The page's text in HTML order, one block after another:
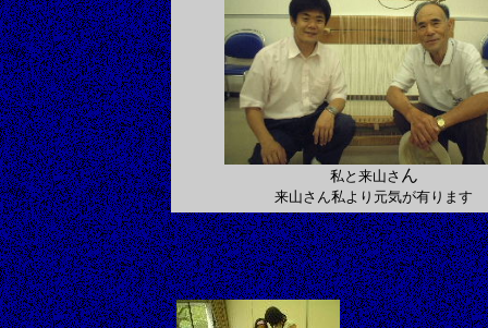
私と来山さ ん
来山さん私より元気が有ります